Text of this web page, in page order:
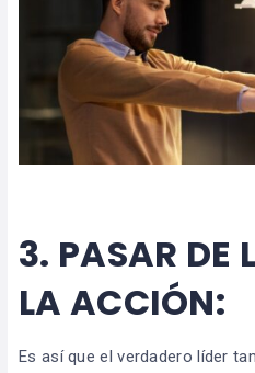
3. PASAR DE
LA ACCIÓN:
Es así que el verdadero líder